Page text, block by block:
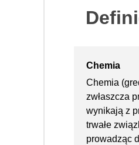
Chemia
Chemia
zwłaszcza
wynikają z
trwałe
prowadząc